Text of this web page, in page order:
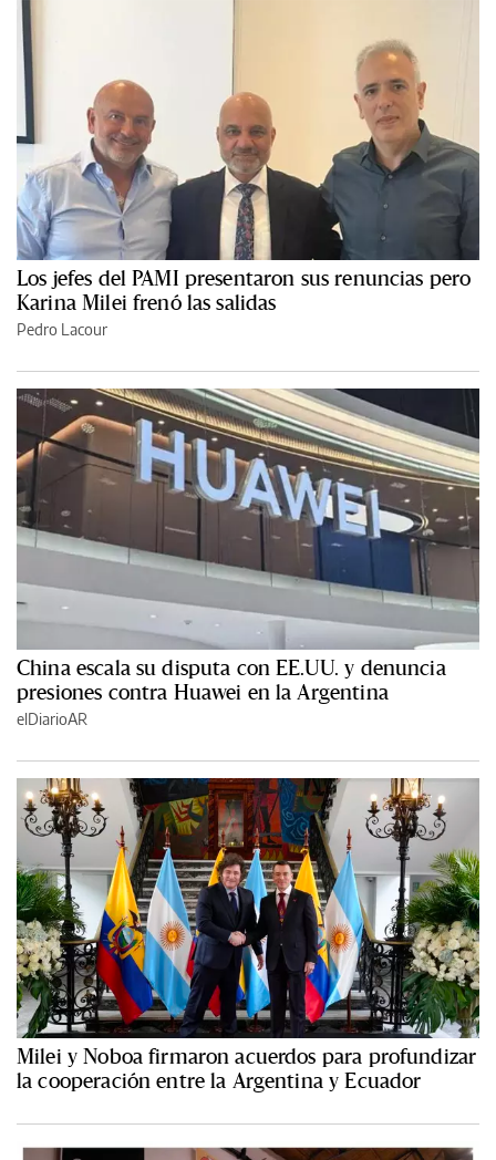
Los jefes del PAMI presentaron sus renuncias pero
Karina Milei frenó las salidas
Pedro Lacour
China escala su disputa con EE.UU. y denuncia
presiones contra Huawei en la Argentina
elDiarioAR
Milei y Noboa firmaron acuerdos para profundizar
la cooperación entre la Argentina y Ecuador